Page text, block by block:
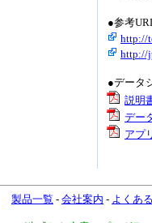
●参考
http://
http://
●データ
説明
デー
アプ
製品一覧 - 会社案内 - よくあ